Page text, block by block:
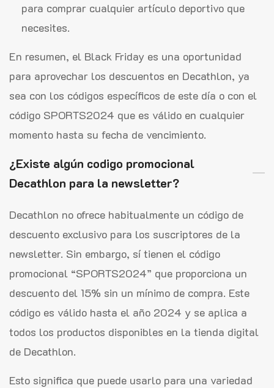
para comprar cualquier artículo deportivo que
necesites.
En resumen, el Black Friday es una oportunidad
para aprovechar los descuentos en Decathlon, ya
sea con los códigos específicos de este día o con el
código SPORTS2024 que es válido en cualquier
momento hasta su fecha de vencimiento.
¿Existe algún codigo promocional
Decathlon para la newsletter?
Decathlon no ofrece habitualmente un código de
descuento exclusivo para los suscriptores de la
newsletter. Sin embargo, sí tienen el código
promocional “SPORTS2024” que proporciona un
descuento del 15% sin un mínimo de compra. Este
código es válido hasta el año 2024 y se aplica a
todos los productos disponibles en la tienda digital
de Decathlon.
Esto significa que puede usarlo para una variedad